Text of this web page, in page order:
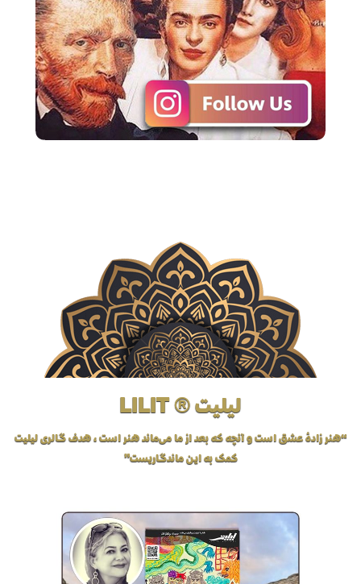
لیلیت ® LILIT
“هنر زادهٔ عشق است و آنچه که بعد از ما می‌ماند هنر است، هدف گالری لیلیت
کمک به این ماندگاریست”